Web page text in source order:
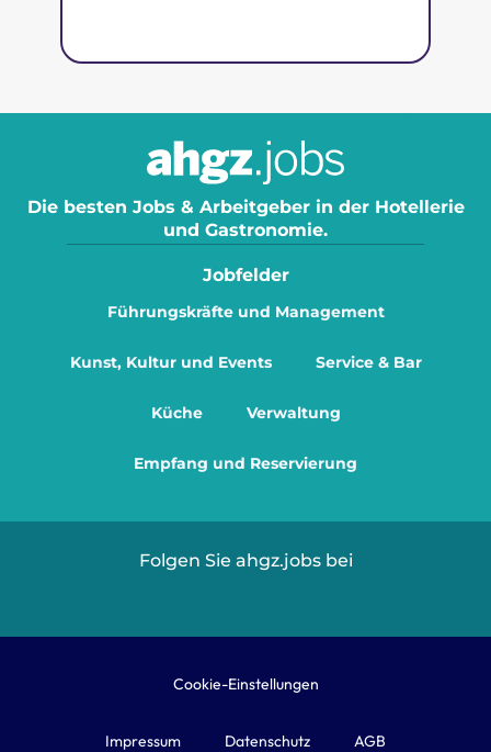
Die besten Jobs & Arbeitgeber in der Hotellerie
und Gastronomie.
Jobfelder
Führungskräfte und Management
Kunst, Kultur und Events Service & Bar
Küche Verwaltung
Empfang und Reservierung
Folgen Sie ahgz.jobs bei
Cookie-Einstellungen
Impressum Datenschutz AGB